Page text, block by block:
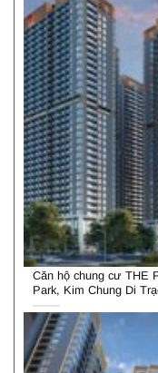
Căn hộ chung cư THE
Park, Kim Chung Di